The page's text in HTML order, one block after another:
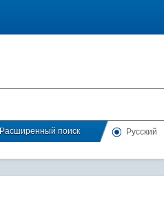
Расширенный поиск Русский